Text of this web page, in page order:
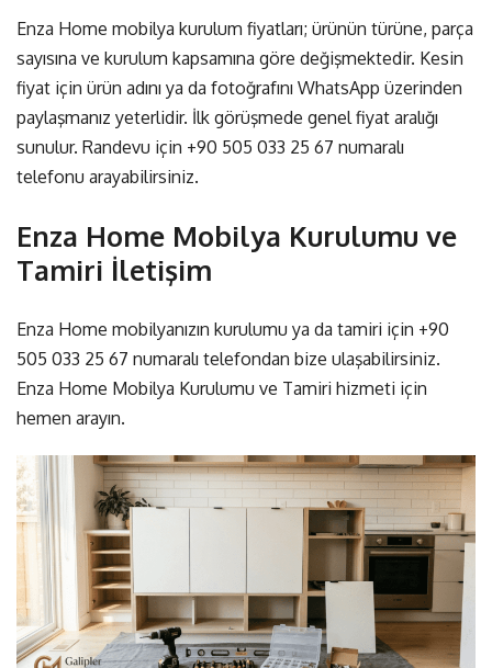
Enza Home mobilya kurulum fiyatları; ürünün türüne, parça
sayısına ve kurulum kapsamına göre değişmektedir. Kesin
fiyat için ürün adını ya da fotoğrafını WhatsApp üzerinden
paylaşmanız yeterlidir. İlk görüşmede genel fiyat aralığı
sunulur. Randevu için +90 505 033 25 67 numaralı
telefonu arayabilirsiniz.
Enza Home Mobilya Kurulumu ve
Tamiri İletişim
Enza Home mobilyanızın kurulumu ya da tamiri için +90
505 033 25 67 numaralı telefondan bize ulaşabilirsiniz.
Enza Home Mobilya Kurulumu ve Tamiri hizmeti için
hemen arayın.